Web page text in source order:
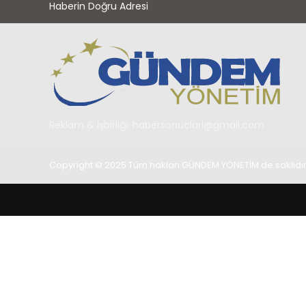
Haberin Doğru Adresi
Copyright © 2025 Tüm hakları GÜNDEM YÖNETİM de saklıdır.